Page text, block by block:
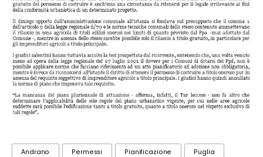
Andrano Permessi Pianificazione Puglia